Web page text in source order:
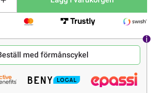
med förmånscykel